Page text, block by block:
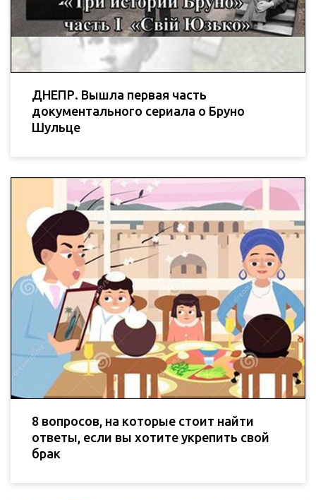
ДНЕПР. Вышла первая часть
документального сериала о Бруно
Шульце
8 вопросов, на которые стоит найти
ответы, если вы хотите укрепить свой
брак